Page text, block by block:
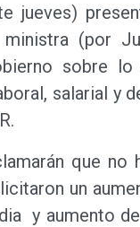
jueves)
(por
sobre
salarial y
que no
un
y aumento